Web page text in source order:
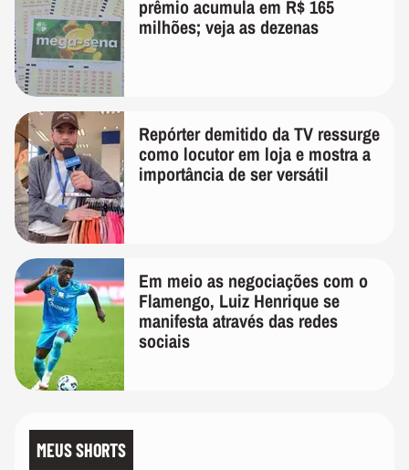
prêmio acumula em R$ 165
milhões; veja as dezenas
Repórter demitido da TV ressurge
como locutor em loja e mostra a
importância de ser versátil
Em meio as negociações com o
Flamengo, Luiz Henrique se
manifesta através das redes
sociais
MEUS SHORTS